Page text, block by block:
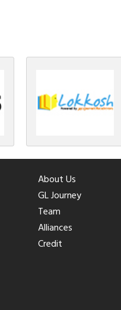
About Us
GL Journey
Team
Alliances
Credit